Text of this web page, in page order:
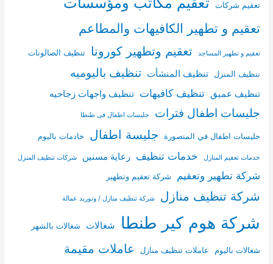
تعقيم شركات
تعقيم و تطهير الكافيهات والمطاعم
تعقيم و تطهير المساجد تعقيم وتطهير كورونا تنظيف الصالونات
تنظيف المنزل تنظيف المنشأت تنظيف باليوميه
تنظيف عميق تنظيف كافيهات تنظيف واجهات زجاجيه
جليسات اطفال فترات جليسات اطفال فى طنطا
جليسات اطفال في المنصورة جليسة اطفال خادمات باليوم
خدمات تعقيم المنازل خدمات تنظيف رعاية مسنين شركات تنظيف المنزل
شركة تطهير وتعقيم شركة تعقيم وتطهير
شركة تنظيف منازل شركة تنظيف منازل / وتوريد عمالة
شركة هوم كير طنطا شغالات شغالات بالشهر
شغالات باليوم عاملات تنظيف منازل عاملات مقيمة